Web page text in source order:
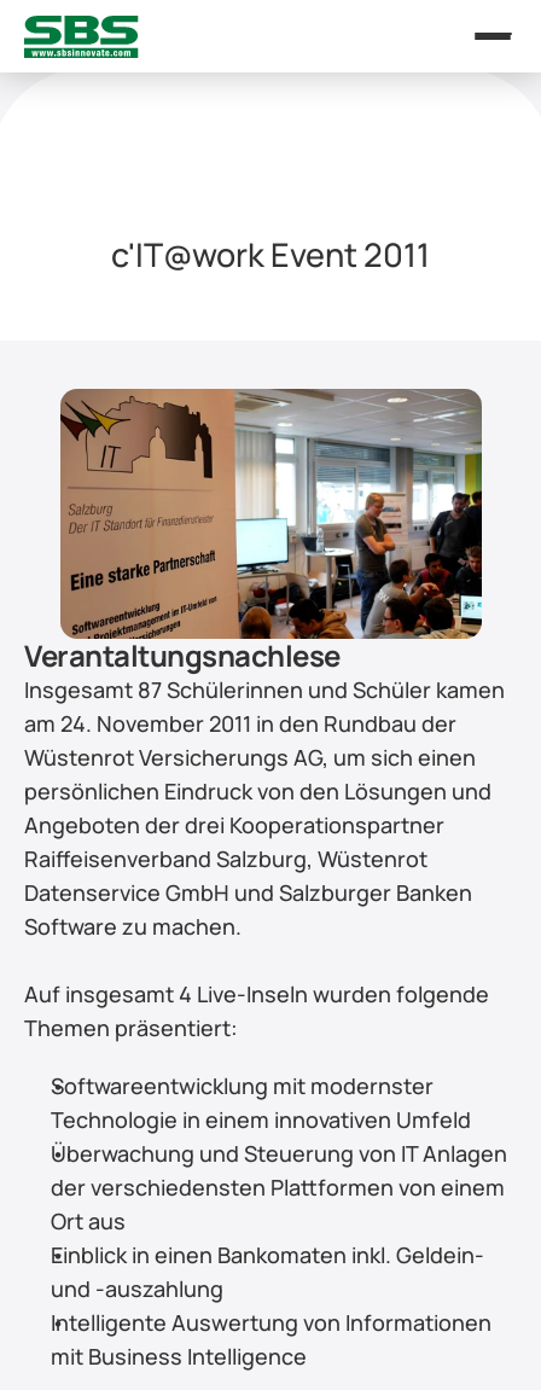
c'IT@work Event 2011
Verantaltungsnachlese
Insgesamt 87 Schülerinnen und Schüler kamen
am 24. November 2011 in den Rundbau der
Wüstenrot Versicherungs AG, um sich einen
persönlichen Eindruck von den Lösungen und
Angeboten der drei Kooperationspartner
Raiffeisenverband Salzburg, Wüstenrot
Datenservice GmbH und Salzburger Banken
Software zu machen.
Auf insgesamt 4 Live-Inseln wurden folgende
Themen präsentiert:
Softwareentwicklung mit modernster
Technologie in einem innovativen Umfeld
Überwachung und Steuerung von IT Anlagen
der verschiedensten Plattformen von einem
Ort aus
Einblick in einen Bankomaten inkl. Geldein-
und -auszahlung
Intelligente Auswertung von Informationen
mit Business Intelligence